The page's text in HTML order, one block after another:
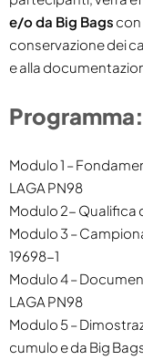
e/o da Big Bags
conservazione dei
e alla
Programma:
Modulo 1 –
LAGA PN98
Modulo 2- Qualifica
Modulo 3 –
19698-1
Modulo 4 –
LAGA PN98
Modulo 5 –
cumulo e da Big